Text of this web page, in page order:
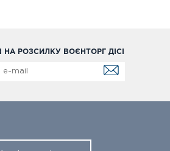
НА РОЗСИЛКУ ВОЄНТОРГ ДІСІ